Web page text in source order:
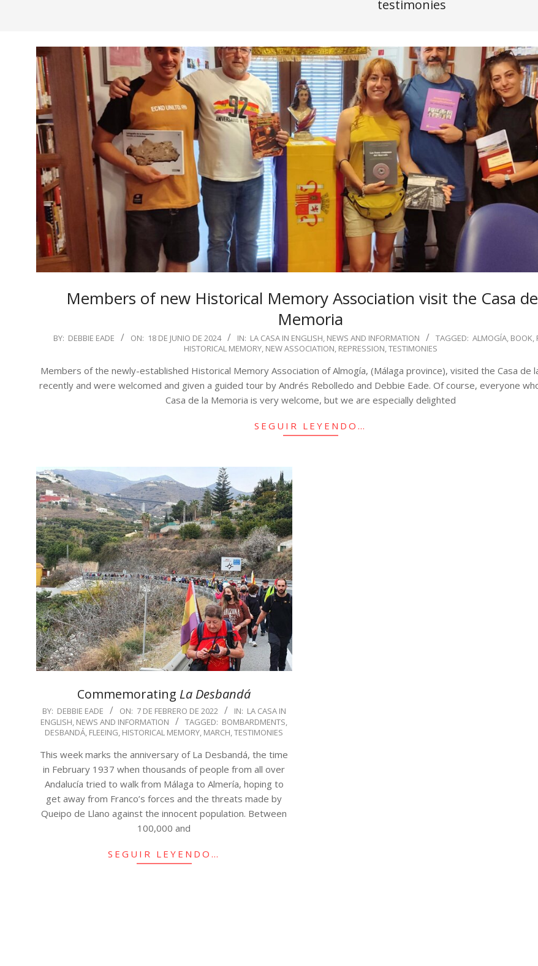
testimonies
Members of new Historical Memory Association visit the Casa
Memoria
2024-
18
BY: DEBBIE EADE ON: 18 DE JUNIO DE 2024 IN: LA CASA IN ENGLISH, NEWS AND INFORMATION TAGGED: ALMOGÍA, BOOK,
HISTORICAL MEMORY, NEW ASSOCIATION, REPRESSION,TESTIMONIES
Members of the newly-established Historical Memory Association of Almogía, (Málaga province), visited the Casa de
recently and were welcomed and given a guided tour by Andrés Rebolledo and Debbie Eade. Of course, everyone
Casa de la Memoria is very welcome, but we are especially delighted
SEGUIR LEYENDO…
Commemorating La Desbandá
2022-
02-
07
BY: DEBBIE EADE ON: 7 DE FEBRERO DE 2022 IN: LA CASA IN
ENGLISH, NEWS AND INFORMATION TAGGED: BOMBARDMENTS,
DESBANDÁ, FLEEING, HISTORICAL MEMORY, MARCH,TESTIMONIES
This week marks the anniversary of La Desbandá, the time
in February 1937 when thousands of people from all over
Andalucía tried to walk from Málaga to Almería, hoping to
get away from Franco’s forces and the threats made by
Queipo de Llano against the innocent population. Between
100,000 and
SEGUIR LEYENDO…